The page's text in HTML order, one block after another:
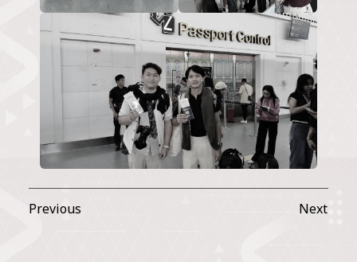
Previous Next